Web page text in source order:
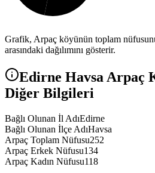
Grafik, Arpaç köyünün toplam
arasındaki dağılımını gösterir.
Edirne Havsa Arpaç
Diğer Bilgileri
Bağlı Olunan İl AdıEdirne
Bağlı Olunan İlçe AdıHavsa
Arpaç Toplam Nüfusu252
Arpaç Erkek Nüfusu134
Arpaç Kadın Nüfusu118